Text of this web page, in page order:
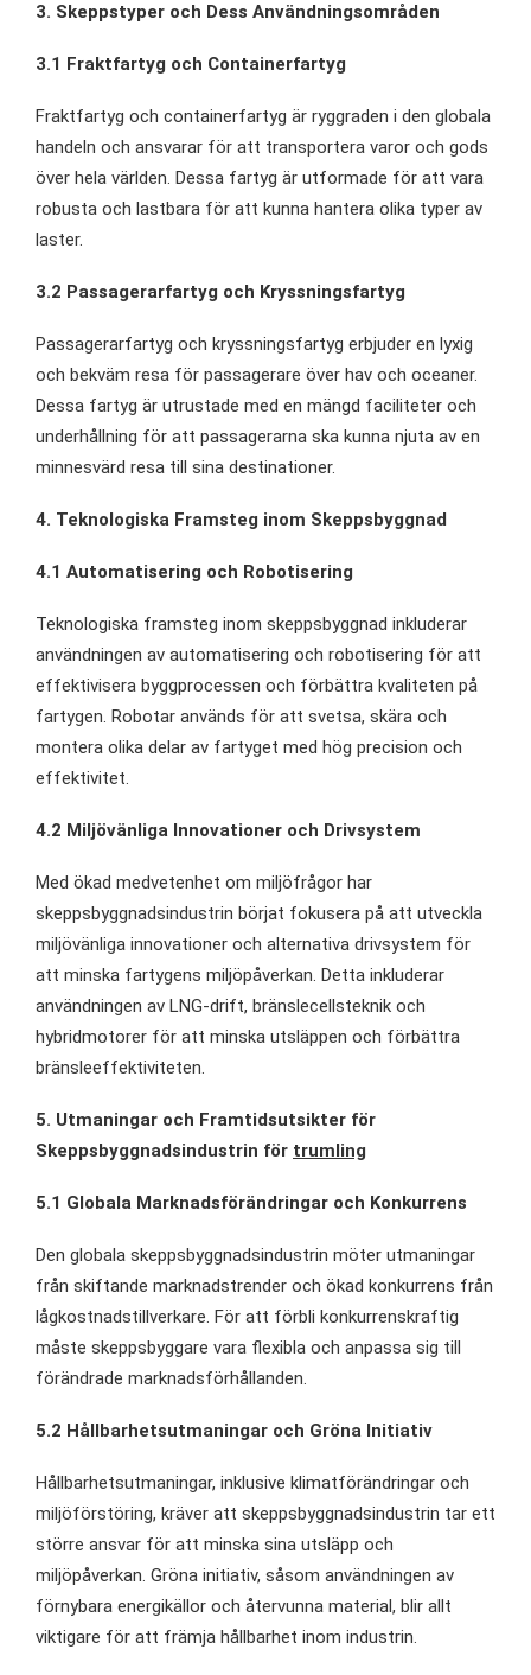
3. Skeppstyper och Dess Användningsområden
3.1 Fraktfartyg och Containerfartyg
Fraktfartyg och containerfartyg är ryggraden i den globala
handeln och ansvarar för att transportera varor och gods
över hela världen. Dessa fartyg är utformade för att vara
robusta och lastbara för att kunna hantera olika typer av
laster.
3.2 Passagerarfartyg och Kryssningsfartyg
Passagerarfartyg och kryssningsfartyg erbjuder en lyxig
och bekväm resa för passagerare över hav och oceaner.
Dessa fartyg är utrustade med en mängd faciliteter och
underhållning för att passagerarna ska kunna njuta av en
minnesvärd resa till sina destinationer.
4. Teknologiska Framsteg inom Skeppsbyggnad
4.1 Automatisering och Robotisering
Teknologiska framsteg inom skeppsbyggnad inkluderar
användningen av automatisering och robotisering för att
effektivisera byggprocessen och förbättra kvaliteten på
fartygen. Robotar används för att svetsa, skära och
montera olika delar av fartyget med hög precision och
effektivitet.
4.2 Miljövänliga Innovationer och Drivsystem
Med ökad medvetenhet om miljöfrågor har
skeppsbyggnadsindustrin börjat fokusera på att utveckla
miljövänliga innovationer och alternativa drivsystem för
att minska fartygens miljöpåverkan. Detta inkluderar
användningen av LNG-drift, bränslecellsteknik och
hybridmotorer för att minska utsläppen och förbättra
bränsleeffektiviteten.
5. Utmaningar och Framtidsutsikter för
Skeppsbyggnadsindustrin för trumling
5.1 Globala Marknadsförändringar och Konkurrens
Den globala skeppsbyggnadsindustrin möter utmaningar
från skiftande marknadstrender och ökad konkurrens från
lågkostnadstillverkare. För att förbli konkurrenskraftig
måste skeppsbyggare vara flexibla och anpassa sig till
förändrade marknadsförhållanden.
5.2 Hållbarhetsutmaningar och Gröna Initiativ
Hållbarhetsutmaningar, inklusive klimatförändringar och
miljöförstöring, kräver att skeppsbyggnadsindustrin tar ett
större ansvar för att minska sina utsläpp och
miljöpåverkan. Gröna initiativ, såsom användningen av
förnybara energikällor och återvunna material, blir allt
viktigare för att främja hållbarhet inom industrin.